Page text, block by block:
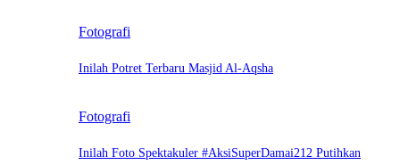
Fotografi
Inilah Potret Terbaru Masjid Al-Aqsha
Fotografi
Inilah Foto Spektakuler #AksiSuperDamai212 Putihkan